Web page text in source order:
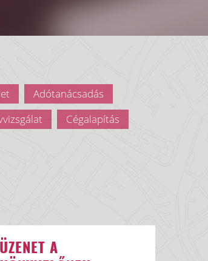
Adótanácsadás
Cégalapítás
ÜZENET A